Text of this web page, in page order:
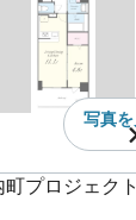
写真を
プロジェクト